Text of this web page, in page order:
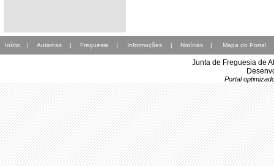
Início | Autarcas | Freguesia | Informações | Notícias | Mapa do Portal
Junta de Freguesia de
Portal